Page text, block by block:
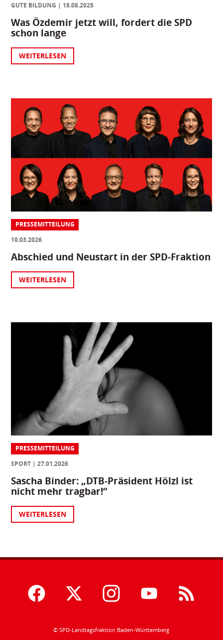
GUTE BILDUNG
18.08.2025
Was Özdemir jetzt will, fordert die SPD
schon lange
WEITERLESEN
PRESSEMITTEILUNG
10.03.2026
Abschied und Neustart in der SPD-Fraktion
WEITERLESEN
PRESSEMITTEILUNG
SPORT
27.01.2026
Sascha Binder: „DTB-Präsident Hölzl ist
nicht mehr tragbar!“
WEITERLESEN
© SPD-Landtagsfraktion Baden-Württemberg